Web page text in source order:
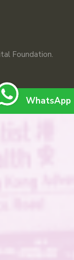
Foundation.
WhatsApp